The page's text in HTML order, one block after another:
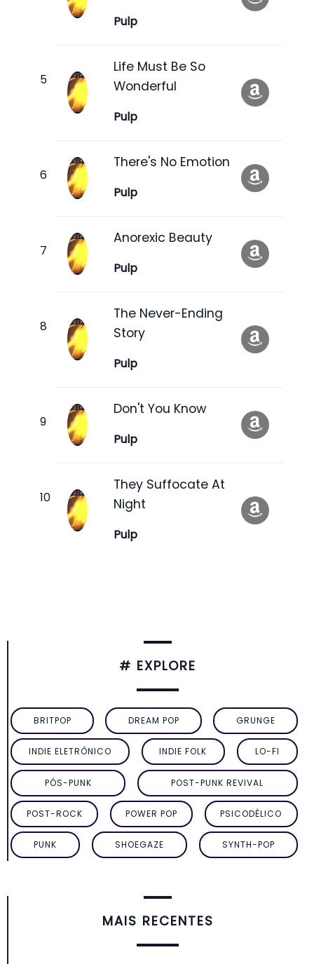
Pulp
Life Must Be So
Wonderful
Pulp
There's No Emotion
Pulp
Anorexic Beauty
Pulp
The Never-Ending
Story
Pulp
Don't You Know
Pulp
They Suffocate At
Night
Pulp
# EXPLORE
BRITPOP DREAM POP GRUNGE
INDIE ELETRÔNICO INDIE FOLK LO-FI
PÓS-PUNK POST-PUNK REVIVAL
POST-ROCK POWER POP PSICODÉLICO
PUNK SHOEGAZE SYNTH-POP
MAIS RECENTES